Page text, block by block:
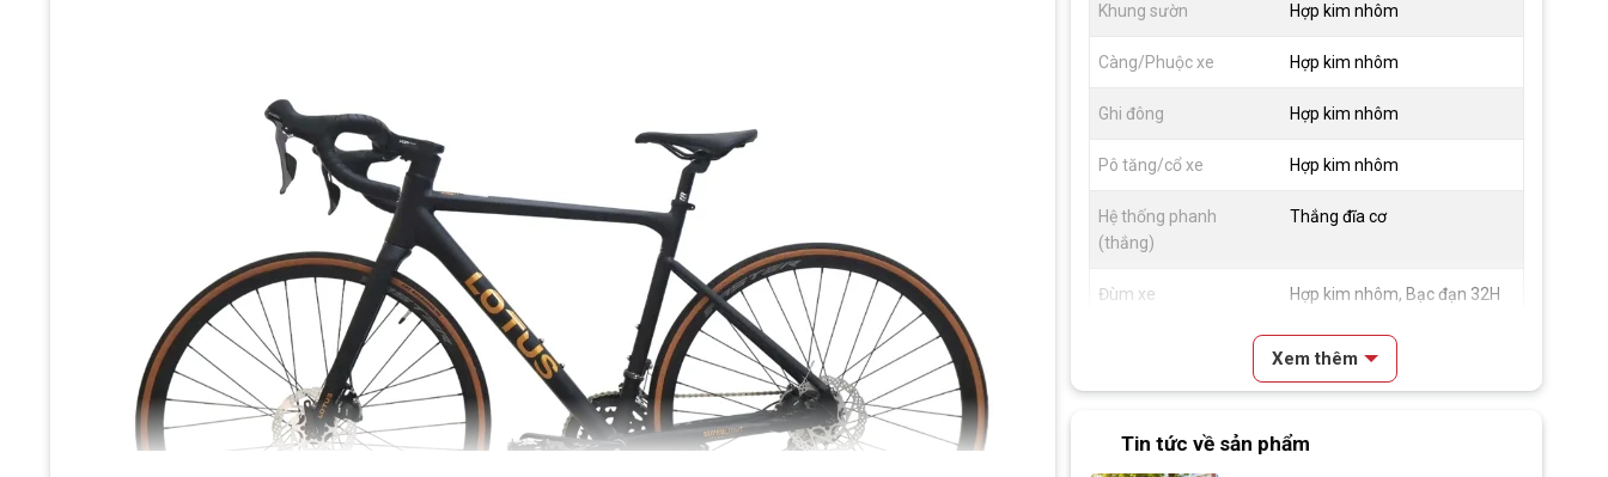
Khung sườn Hợp kim nhôm
Càng/Phuộc xe Hợp kim nhôm
Ghi đông Hợp kim nhôm
Pô tăng/cổ xe Hợp kim nhôm
Hệ thống phanh
(thắng)
Thắng đĩa cơ
Đùm xe Hợp kim nhôm, Bạc đạn 32H
Hợp kim nhôm
Lốp xe CST RECORSE 700X28C
Tay đề Tay đề lắc Shimano Claris 2x8
Xem thêm
Tin tức về sản phẩm